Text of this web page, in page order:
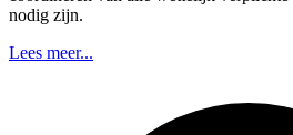
nodig zijn.
Lees meer...